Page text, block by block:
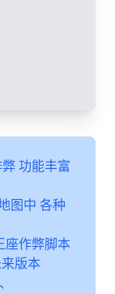
功能丰富
图中 各种
座作弊脚本
版本